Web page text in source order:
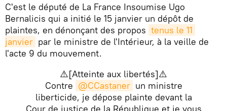
C'est le député de La France Insoumise Ugo
Bernalicis qui a initié le 15 janvier un dépôt de
plaintes, en dénonçant des propos tenus le 11
janvier par le ministre de l'Intérieur, à la veille de
l'acte 9 du mouvement.
⚠️[Atteinte aux libertés]⚠️
Contre @CCastaner un ministre
liberticide, je dépose plainte devant la
Cour de justice de la République et je vous